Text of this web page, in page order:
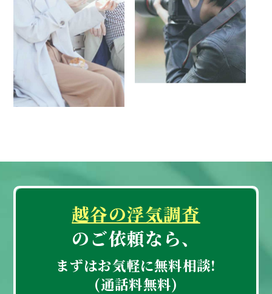
越谷の浮気調査
のご依頼なら、
まずはお気軽に無料相談!
(通話料無料)